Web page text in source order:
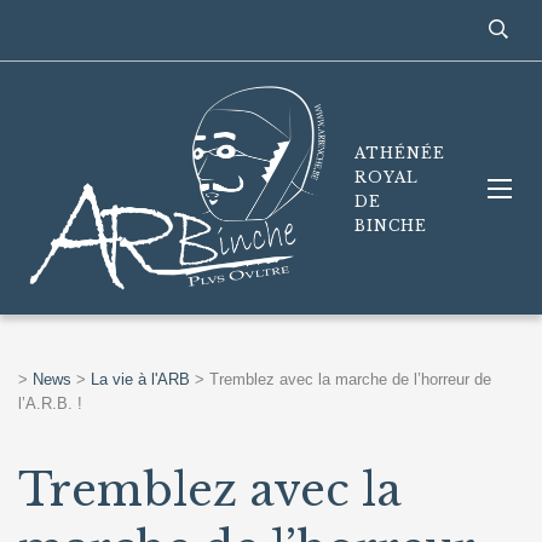
ATHÉNÉE
ROYAL
DE
BINCHE
> News > La vie à l'ARB > Tremblez avec la marche de l’horreur de
l’A.R.B. !
Tremblez avec la